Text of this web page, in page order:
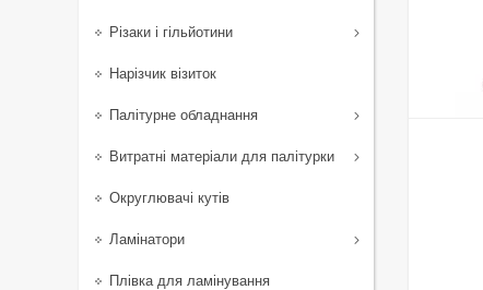
Різаки і гільйотини
Нарізчик візиток
Палітурне обладнання
Витратні матеріали для палітурки
Округлювачі кутів
Ламінатори
Плівка для ламінування